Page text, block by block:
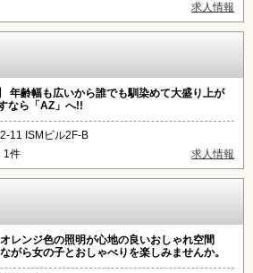
求人情報
年齢幅も広いから誰でも馴染めて大盛り上が
なら「AZ」へ!!
11 ISMビル2F-B
1件 求人情報
レンジ色の照明が心地の良いおしゃれ空間
がら女の子とおしゃべりを楽しみませんか。